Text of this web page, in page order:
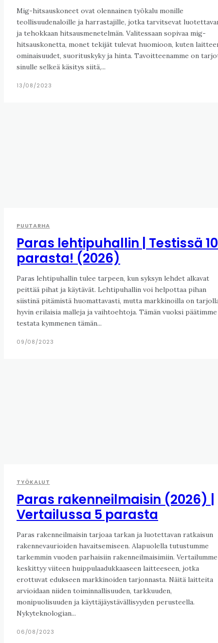
Mig-hitsauskoneet ovat olennainen työkalu monille
teollisuudenaloille ja harrastajille, jotka tarvitsevat
ja tehokkaan hitsausmenetelmän. Valitessaan sopivaa mig-
hitsauskonetta, monet tekijät tulevat huomioon, kuten
ominaisuudet, suorituskyky ja hinta. Tavoitteenamme on tarjota
sinulle selkeä käsitys siitä,...
13/08/2023
PUUTARHA
Paras lehtipuhallin | Testissä 10
parasta! (2026)
Paras lehtipuhallin tulee tarpeen, kun syksyn lehdet alkavat
peittää pihat ja käytävät. Lehtipuhallin voi helpottaa pihan
siistinä pitämistä huomattavasti, mutta markkinoilla on
hyvin erilaisia malleja ja vaihtoehtoja. Tämän vuoksi päätimme
testata kymmenen tämän...
09/08/2023
TYÖKALUT
Paras rakenneilmaisin (2026) |
Vertailussa 5 parasta
Paras rakenneilmaisin tarjoaa tarkan ja luotettavan ratkaisun
rakennevaurioiden havaitsemiseen. Alapuolella tutustumme
tarkemmin vuoden parhaisiin rakenneilmaisimiin. Vertailumme
keskittyy viiteen huippulaadukkaaseen laitteeseen, jotka
erottuvat edukseen markkinoiden tarjonnasta. Näitä laitteita
arvioidaan niiden toiminnallisuuden, tarkkuuden,
monipuolisuuden ja käyttäjäystävällisyyden perusteella.
Nykyteknologian...
06/08/2023